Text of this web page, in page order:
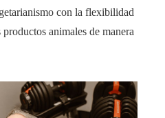
con la flexibilidad
animales de manera